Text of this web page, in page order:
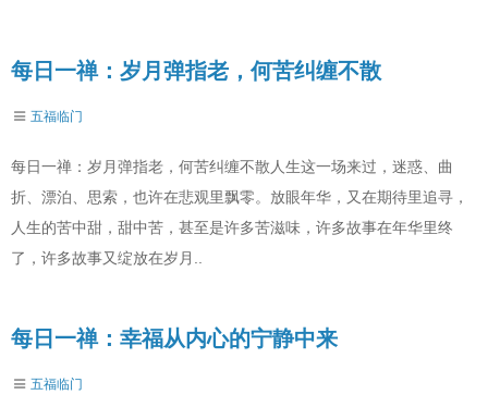
每日一禅：岁月弹指老，何苦纠缠不散
五福临门
每日一禅：岁月弹指老，何苦纠缠不散人生这一场来过，迷惑、曲
折、漂泊、思索，也许在悲观里飘零。放眼年华，又在期待里追寻，
人生的苦中甜，甜中苦，甚至是许多苦滋味，许多故事在年华里终
了，许多故事又绽放在岁月..
每日一禅：幸福从内心的宁静中来
五福临门